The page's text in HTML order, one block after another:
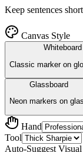
Keep sentences
Canvas Style
Whiteboard
Classic marker on
Glassboard
Neon markers on
Hand
Tool
Auto-Suggest